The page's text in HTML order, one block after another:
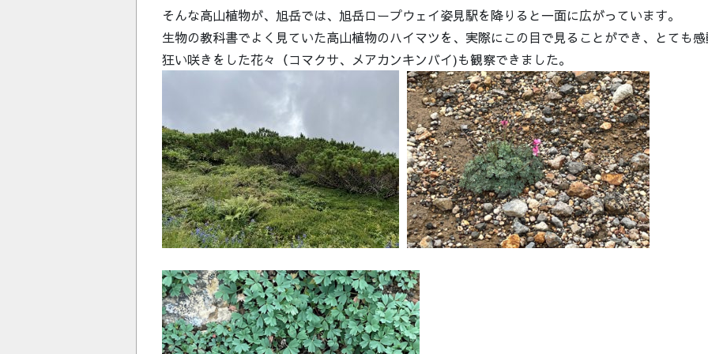
そんな高山植物が、旭岳では、旭岳ロープウェイ姿見駅を降りると一面に広がっています。
生物の教科書でよく見ていた高山植物のハイマツを、実際にこの目で見ることができ、とても感
狂い咲きをした花々（コマクサ、メアカンキンバイ)も観察できました。